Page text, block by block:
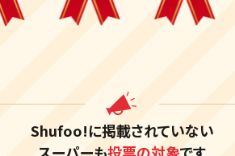
Shufoo!に掲載されていない
スーパーも投票の対象です